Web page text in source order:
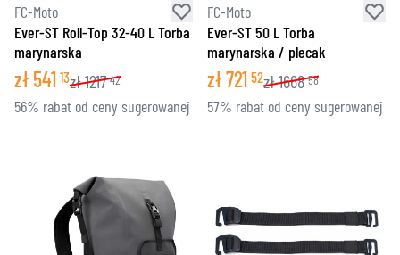
FC-Moto
Ever-ST Roll-Top 32-40 L Torba
marynarska
zł541 13zł1217 42
56% rabat od ceny sugerowanej
FC-Moto
Ever-ST 50 L Torba
marynarska / plecak
zł721 52zł1668 58
57% rabat od ceny sugerowanej